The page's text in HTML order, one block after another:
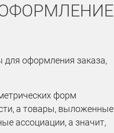
для оформления заказа,
форм
а товары, выложенные
ассоциации, а значит,